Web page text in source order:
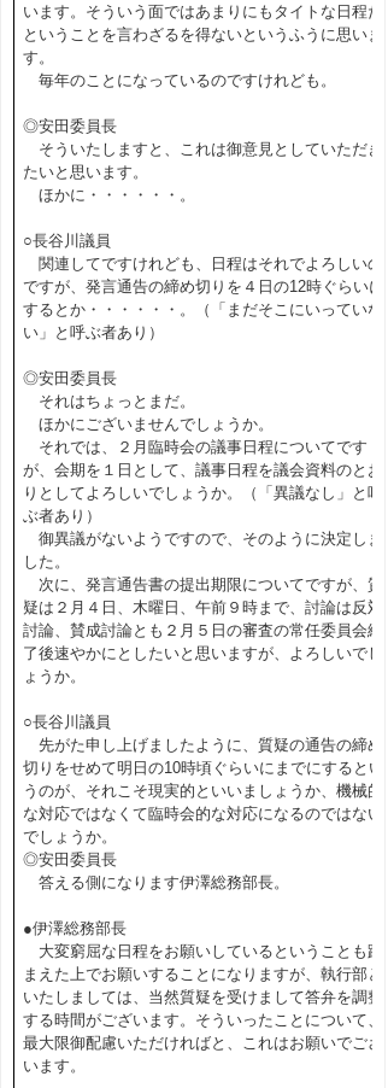
います。そういう面ではあまりにもタイトな日程だ
ということを言わざるを得ないというふうに思いま
す。
毎年のことになっているのですけれども。
◎安田委員長
そういたしますと、これは御意見としていただき
たいと思います。
ほかに・・・・・・。
○長谷川議員
関連してですけれども、日程はそれでよろしいの
ですが、発言通告の締め切りを４日の12時ぐらいに
するとか・・・・・・。（「まだそこにいっていな
い」と呼ぶ者あり）
◎安田委員長
それはちょっとまだ。
ほかにございませんでしょうか。
それでは、２月臨時会の議事日程についてです
が、会期を１日として、議事日程を議会資料のとお
りとしてよろしいでしょうか。（「異議なし」と呼
ぶ者あり）
御異議がないようですので、そのように決定しま
した。
次に、発言通告書の提出期限についてですが、質
疑は２月４日、木曜日、午前９時まで、討論は反対
討論、賛成討論とも２月５日の審査の常任委員会終
了後速やかにとしたいと思いますが、よろしいでし
ょうか。
○長谷川議員
先がた申し上げましたように、質疑の通告の締め
切りをせめて明日の10時頃ぐらいにまでにするとい
うのが、それこそ現実的といいましょうか、機械的
な対応ではなくて臨時会的な対応になるのではない
でしょうか。
◎安田委員長
答える側になります伊澤総務部長。
●伊澤総務部長
大変窮屈な日程をお願いしているということも踏
まえた上でお願いすることになりますが、執行部と
いたしましては、当然質疑を受けまして答弁を調整
する時間がございます。そういったことについて、
最大限御配慮いただければと、これはお願いでござ
います。